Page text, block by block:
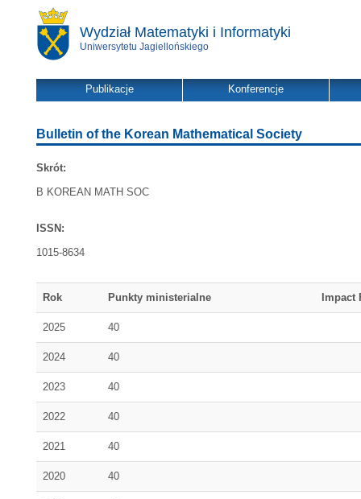
Wydział Matematyki i Informatyki
Uniwersytetu Jagiellońskiego
Publikacje Konferencje
Bulletin of the Korean Mathematical Society
Skrót:
B KOREAN MATH SOC
ISSN:
1015-8634
Rok Punkty ministerialne Impact
2025 40
2024 40
2023 40
2022 40
2021 40
2020 40